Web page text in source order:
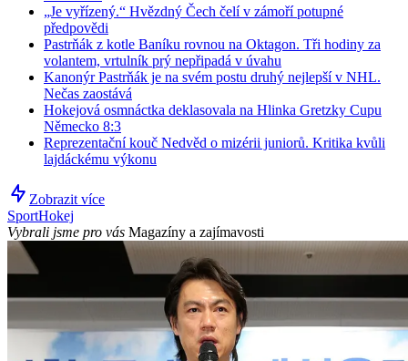
„Je vyřízený.“ Hvězdný Čech čelí v zámoří potupné
předpovědi
Pastrňák z kotle Baníku rovnou na Oktagon. Tři hodiny za
volantem, vrtulník prý nepřipadá v úvahu
Kanonýr Pastrňák je na svém postu druhý nejlepší v NHL.
Nečas zaostává
Hokejová osmnáctka deklasovala na Hlinka Gretzky Cupu
Německo 8:3
Reprezentační kouč Nedvěd o mizérii juniorů. Kritika kvůli
lajdáckému výkonu
Zobrazit více
SportHokej
Vybrali jsme pro vás Magazíny a zajímavosti